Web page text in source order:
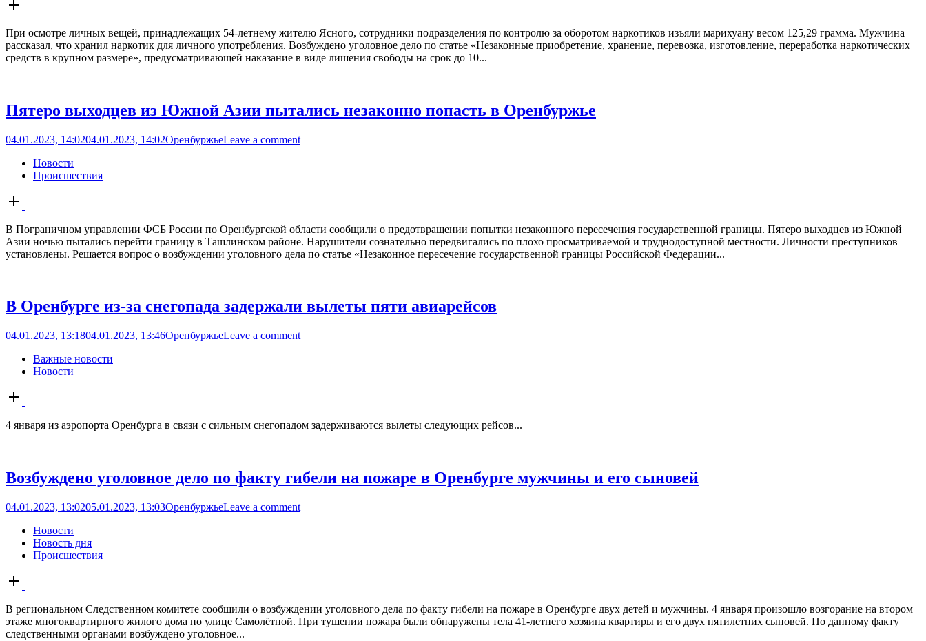
post
При осмотре личных вещей, принадлежащих 54-летнему жителю Ясного, сотрудники подразделения по контролю за оборотом наркотиков изъяли марихуану весом 125,29 грамма. Мужчина
рассказал, что хранил наркотик для личного употребления. Возбуждено уголовное дело по статье «Незаконные приобретение, хранение, перевозка, изготовление, переработка наркотических
средств в крупном размере», предусматривающей наказание в виде лишения свободы на срок до 10...
Пятеро выходцев из Южной Азии пытались незаконно попасть в Оренбуржье
04.01.2023, 14:0204.01.2023, 14:02ОренбуржьеLeave a comment
Новости
Происшествия
Open
post
В Пограничном управлении ФСБ России по Оренбургской области сообщили о предотвращении попытки незаконного пересечения государственной границы. Пятеро выходцев из Южной
Азии ночью пытались перейти границу в Ташлинском районе. Нарушители сознательно передвигались по плохо просматриваемой и труднодоступной местности. Личности преступников
установлены. Решается вопрос о возбуждении уголовного дела по статье «Незаконное пересечение государственной границы Российской Федерации...
В Оренбурге из-за снегопада задержали вылеты пяти авиарейсов
04.01.2023, 13:1804.01.2023, 13:46ОренбуржьеLeave a comment
Важные новости
Новости
Open
post
4 января из аэропорта Оренбурга в связи с сильным снегопадом задерживаются вылеты следующих рейсов...
Возбуждено уголовное дело по факту гибели на пожаре в Оренбурге мужчины и его сыновей
04.01.2023, 13:0205.01.2023, 13:03ОренбуржьеLeave a comment
Новости
Новость дня
Происшествия
Open
post
В региональном Следственном комитете сообщили о возбуждении уголовного дела по факту гибели на пожаре в Оренбурге двух детей и мужчины. 4 января произошло возгорание на втором
этаже многоквартирного жилого дома по улице Самолётной. При тушении пожара были обнаружены тела 41-летнего хозяина квартиры и его двух пятилетних сыновей. По данному факту
следственными органами возбуждено уголовное...